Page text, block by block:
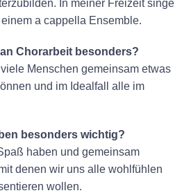
In meiner Freizeit singe
a cappella Ensemble.
Chorarbeit besonders?
Menschen gemeinsam etwas
und im Idealfall alle im
besonders wichtig?
haben und gemeinsam
denen wir uns alle wohlfühlen
wollen.